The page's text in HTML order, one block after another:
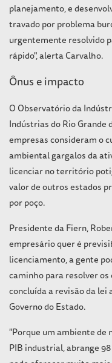
planejamento, e
travado por problema
urgentemente resolvido
rápido", alerta Carvalho.
Ônus e impacto
O Observatório da
Indústrias do Rio Grande
empresas consideram o
ambiental gargalos da
licenciar no território
valor de outros estados
por poço.
Presidente da Fiern,
empresário quer é
licenciamento, a gente
caminho para resolver
concluída a revisão da lei
Governo do Estado.
"Porque um ambiente de
PIB industrial, abrange